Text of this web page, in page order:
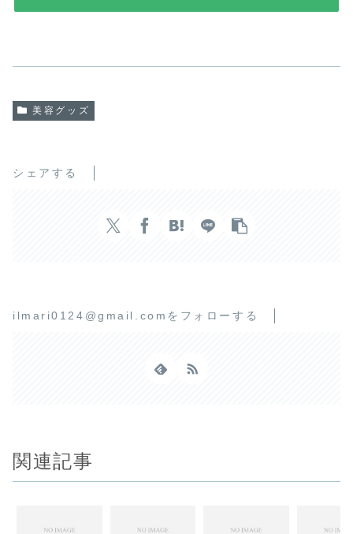
美容グッズ
シェアする
ilmari0124@gmail.comをフォローする
関連記事